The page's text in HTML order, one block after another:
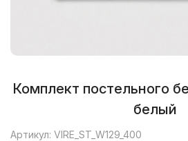
Комплект постельного
белый
Артикул: VIRE_ST_W129_400